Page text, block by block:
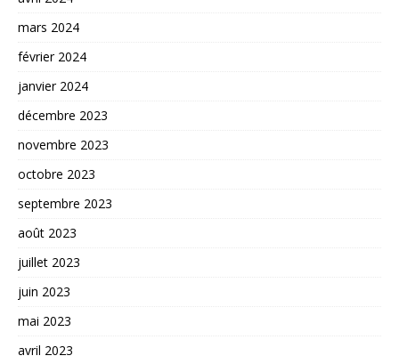
mars 2024
février 2024
janvier 2024
décembre 2023
novembre 2023
octobre 2023
septembre 2023
août 2023
juillet 2023
juin 2023
mai 2023
avril 2023